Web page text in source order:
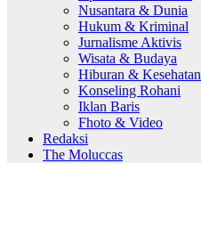
Nusantara & Dunia
Hukum & Kriminal
Jurnalisme Aktivis
Wisata & Budaya
Hiburan & Kesehatan
Konseling Rohani
Iklan Baris
Fhoto & Video
Redaksi
The Moluccas